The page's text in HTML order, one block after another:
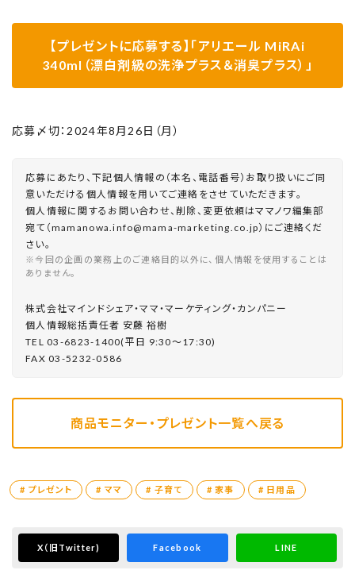
【プレゼントに応募する】「アリエール MiRAi
340ml（漂白剤級の洗浄プラス＆消臭プラス）」
応募〆切：2024年8月26日（月）
応募にあたり、下記個人情報の（本名、電話番号）お取り扱いにご同
意いただける個人情報を用いてご連絡をさせていただきます。
個人情報に関するお問い合わせ、削除、変更依頼はママノワ編集部
宛て（mamanowa.info@mama-marketing.co.jp）にご連絡くだ
さい。
※今回の企画の業務上のご連絡目的以外に、個人情報を使用することは
ありません。
株式会社マインドシェア・ママ・マーケティング・カンパニー
個⼈情報総括責任者 安藤 裕樹
TEL 03-6823-1400(平⽇ 9:30〜17:30)
FAX 03-5232-0586
商品モニター・プレゼント一覧へ戻る
# プレゼント # ママ # 子育て # 家事 # 日用品
X （旧Twitter) Facebook LINE